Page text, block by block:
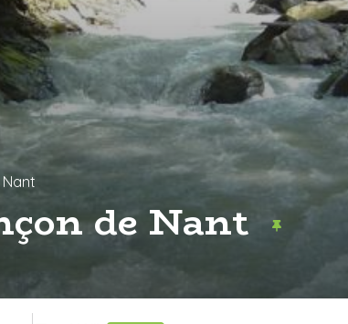
de Nant